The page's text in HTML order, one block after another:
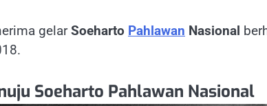
gelarSoeharto Pahlawan Nasional
Soeharto Pahlawan Nasional